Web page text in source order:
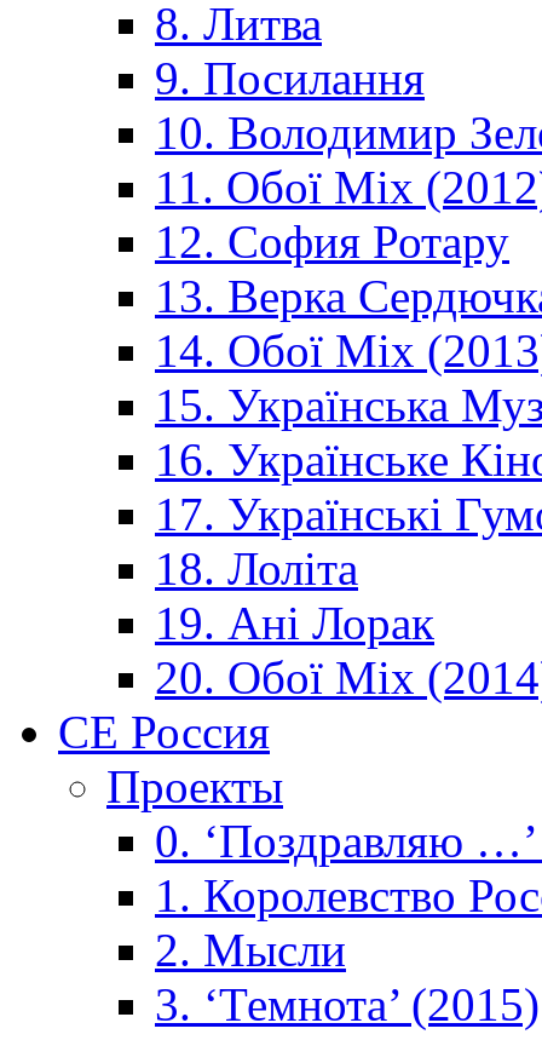
8. Литва
9. Посилання
10. Володимир
11. Обої Mix
12. София Ротару
13. Верка
14. Обої Mix
15. Українська
16. Українське
17. Українські
18. Лоліта
19. Ані Лорак
20. Обої Mix
CE Россия
Проекты
0. ‘Поздравляю
1. Королевствo
2. Мысли
3. ‘Темнота’ (2015)